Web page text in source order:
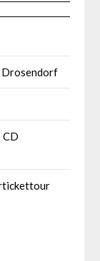
Drosendorf
CD